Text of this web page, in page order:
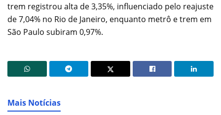
trem registrou alta de 3,35%, influenciado pelo reajuste
de 7,04% no Rio de Janeiro, enquanto metrô e trem em
São Paulo subiram 0,97%.
Mais Notícias